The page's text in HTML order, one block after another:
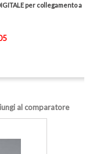
per collegamento a
al comparatore